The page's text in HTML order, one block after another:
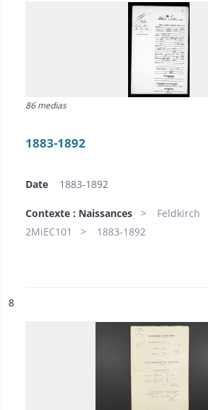
86 medias
1883-1892
Date 1883-1892
Contexte : Naissances
Feldkirch
2MiEC101
1883-1892
n°
8